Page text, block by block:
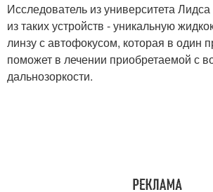
Исследователь из университета
из таких устройств - уникальную
линзу с автофокусом, которая в один
поможет в лечении приобретаемой с
дальнозоркости.